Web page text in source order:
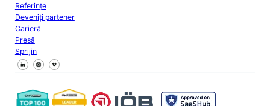
Referințe
Deveniți partener
Carieră
Presă
Sprijin
Urmăriți-ne pe Facebook
Urmăriți-ne pe X
Urmăriți-ne pe LinkedIn